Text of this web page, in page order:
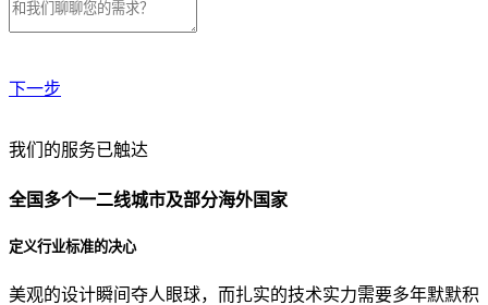
下一步
贵公司预算范围是？
贵公司的团队规模是？
我们的服务已触达
全国多个一二线城市及部分海外国家
定义行业标准的决心
美观的设计瞬间夺人眼球，而扎实的技术实力需要多年默默积